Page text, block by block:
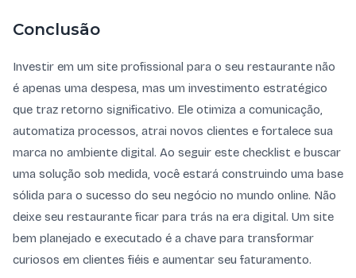
Conclusão
Investir em um site profissional para o seu restaurante não
é apenas uma despesa, mas um investimento estratégico
que traz retorno significativo. Ele otimiza a comunicação,
automatiza processos, atrai novos clientes e fortalece sua
marca no ambiente digital. Ao seguir este checklist e buscar
uma solução sob medida, você estará construindo uma base
sólida para o sucesso do seu negócio no mundo online. Não
deixe seu restaurante ficar para trás na era digital. Um site
bem planejado e executado é a chave para transformar
curiosos em clientes fiéis e aumentar seu faturamento.